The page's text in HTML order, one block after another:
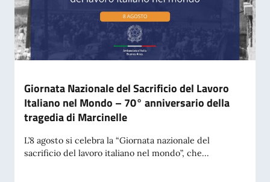
Giornata Nazionale del Sacrificio del Lavoro
Italiano nel Mondo – 70° anniversario della
tragedia di Marcinelle
L’8 agosto si celebra la “Giornata nazionale del
sacrificio del lavoro italiano nel mondo”, che...